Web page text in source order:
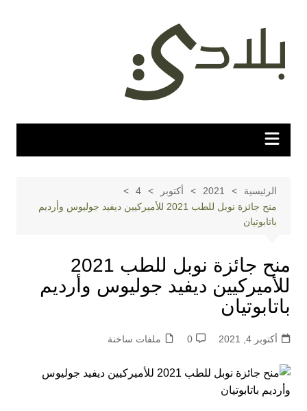
المحتوى
الرئيسية 2021 أكتوبر
4
منح جائزة نوبل للطب 2021 للأميركيين ديفيد جوليوس وأرديم
باتابوتيان
منح جائزة نوبل للطب 2021
للأميركيين ديفيد جوليوس وأرديم
باتابوتيان
أكتوبر 4, 2021 0 ملفات ساخنة